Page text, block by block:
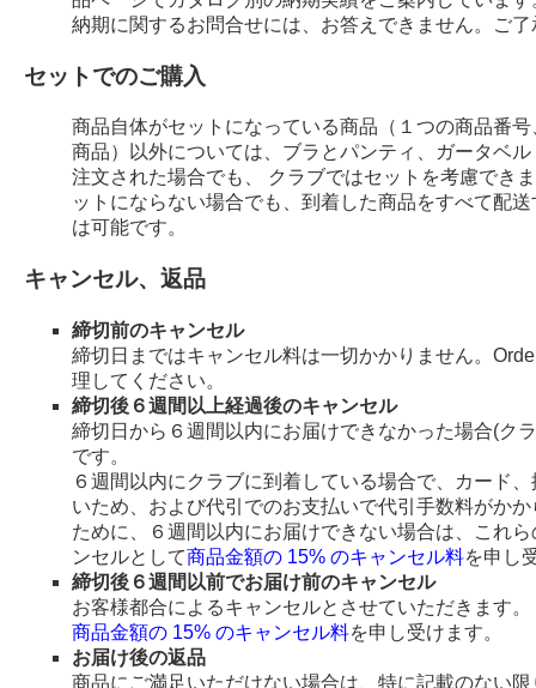
納期に関するお問合せには、お答えできません。ご
セットでのご購入
商品自体がセットになっている商品（１つの商品番
商品）以外については、ブラとパンティ、ガータベ
注文された場合でも、 クラブではセットを考慮でき
ットにならない場合でも、到着した商品をすべて配
は可能です。
キャンセル、返品
締切前のキャンセル
締切日まではキャンセル料は一切かかりません。
理してください。
締切後６週間以上経過後のキャンセル
締切日から６週間以内にお届けできなかった場合(ク
です。
６週間以内にクラブに到着している場合で、カード
いため、および代引でのお支払いで代引手数料がか
ために、６週間以内にお届けできない場合は、これ
ンセルとして商品金額の 15% のキャンセル料を申し
締切後６週間以前でお届け前のキャンセル
お客様都合によるキャンセルとさせていただきます。
商品金額の 15% のキャンセル料を申し受けます。
お届け後の返品
商品にご満足いただけない場合は、特に記載のない